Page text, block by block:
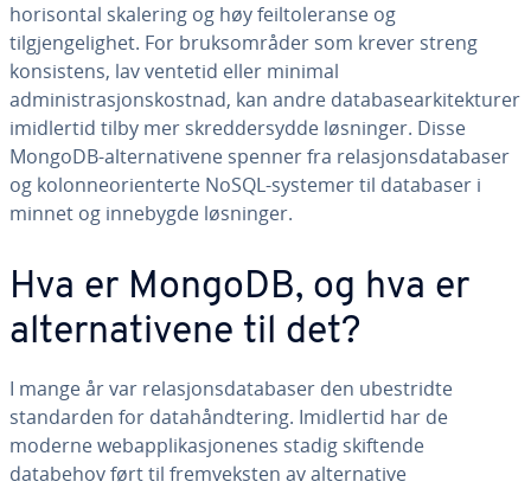
horisontal skalering og høy feiltoleranse og
tilgjengelighet. For bruksområder som krever streng
konsistens, lav ventetid eller minimal
administrasjonskostnad, kan andre databasearkitekturer
imidlertid tilby mer skreddersydde løsninger. Disse
MongoDB-alternativene spenner fra relasjonsdatabaser
og kolonneorienterte NoSQL-systemer til databaser i
minnet og innebygde løsninger.
Hva er MongoDB, og hva er
alternativene til det?
I mange år var relasjonsdatabaser den ubestridte
standarden for datahåndtering. Imidlertid har de
moderne webapplikasjonenes stadig skiftende
databehov ført til fremveksten av alternative